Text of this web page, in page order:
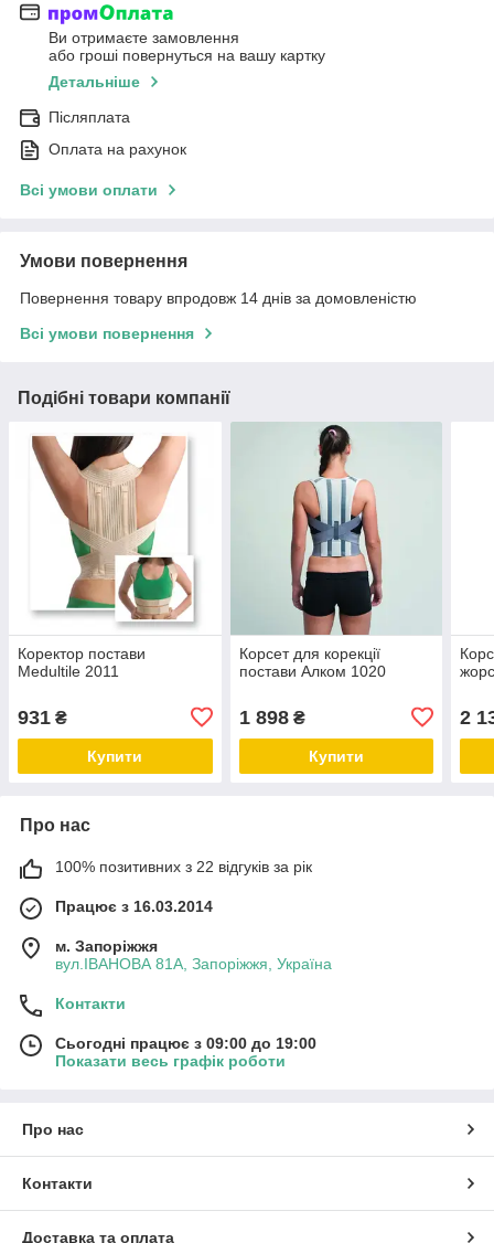
Ви отримаєте замовлення
або гроші повернуться на вашу картку
Детальніше
Післяплата
Оплата на рахунок
Всі умови оплати
Умови повернення
Повернення товару впродовж 14 днів за домовленістю
Всі умови повернення
Подібні товари компанії
Коректор постави
Medultile 2011
931 ₴
Купити
Корсет для корекції
постави Алком 1020
1 898₴
Купити
2
Про нас
100% позитивних з 22 відгуків за рік
Працює з 16.03.2014
м. Запоріжжя
вул.ІВАНОВА 81А, Запоріжжя, Україна
Контакти
Сьогодні працює з 09:00 до 19:00
Показати весь графік роботи
Про нас
Контакти
Доставка та оплата